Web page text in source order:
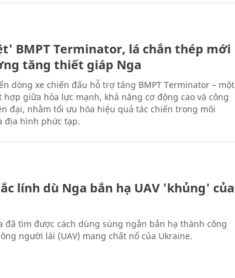
BMPT Terminator, lá chắn thép mới
tăng thiết giáp Nga
dòng xe chiến đấu hỗ trợ tăng BMPT Terminator – một
giữa hỏa lực mạnh, khả năng cơ động cao và công
đại, nhằm tối ưu hóa hiệu quả tác chiến trong môi
địa hình phức tạp.
lính dù Nga bắn hạ UAV 'khủng' của
đã tìm được cách dùng súng ngắn bắn hạ thành công
người lái (UAV) mang chất nổ của Ukraine.